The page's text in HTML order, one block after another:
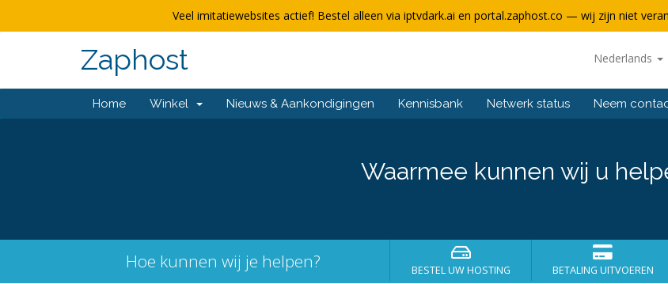
Veel imitatiewebsites actief! Bestel alleen via iptvdark.ai en portal.zaphost.co — wij zijn niet
Nederlands
Zaphost
Home Winkel Nieuws & Aankondigingen Kennisbank Netwerk status Neem
Waarmee kunnen wij u
Hoe kunnen wij je helpen? BESTEL UW HOSTING BETALING UITVOEREN